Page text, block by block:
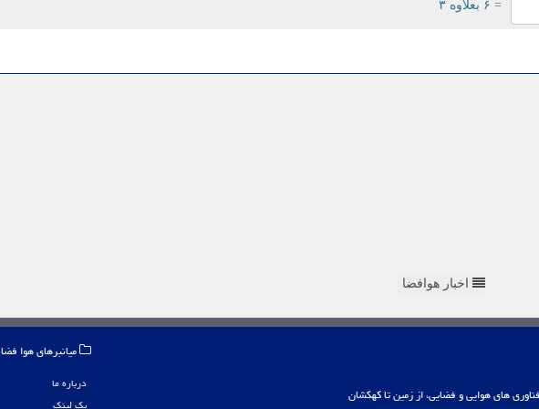
= ۶ بعلاوه ۳
اخبار هوافضا
میانبرهای هوا فضا
درباره ما